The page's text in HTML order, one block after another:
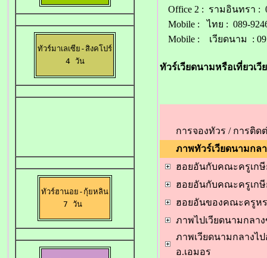
ทัวร์มาเลเซีย-สิงคโปร์
4 วัน
ทัวร์ฮานอย-กุ้ยหลิน
7 วัน
Office 2 : รามอินทรา :
Mobile : ไทย : 089-
Mobile : เวียดนาม :
ทัวร์เวียดนามหรือเที่ยวเ
การจองทัวร /การติดต่
ภาพทัวร์เวียดนามกล
ฮอยอันกับคณะครูเกษี
ฮอยอันกับคณะครูเก
ฮอยอันของคณะครูห
ภาพไปเวียดนามกลา
ภาพเวียดนามกลางไ
อ.เอมอร